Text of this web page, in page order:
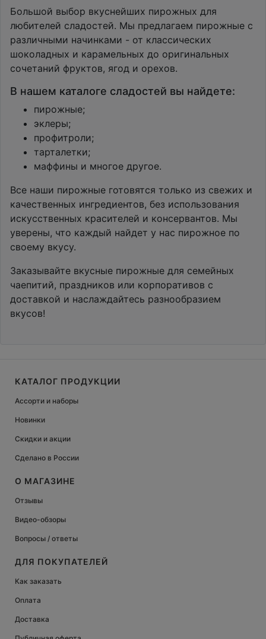
Большой выбор вкуснейших пирожных для
любителей сладостей. Мы предлагаем пирожные с
различными начинками - от классических
шоколадных и карамельных до оригинальных
сочетаний фруктов, ягод и орехов.
В нашем каталоге сладостей вы найдете:
пирожные;
эклеры;
профитроли;
тарталетки;
маффины и многое другое.
Все наши пирожные готовятся только из свежих и
качественных ингредиентов, без использования
искусственных красителей и консервантов. Мы
уверены, что каждый найдет у нас пирожное по
своему вкусу.
Заказывайте вкусные пирожные для семейных
чаепитий, праздников или корпоративов с
доставкой и наслаждайтесь разнообразием
вкусов!
КАТАЛОГ ПРОДУКЦИИ
Ассорти и наборы
Новинки
Скидки и акции
Сделано в России
О МАГАЗИНЕ
Отзывы
Видео-обзоры
Вопросы / ответы
ДЛЯ ПОКУПАТЕЛЕЙ
Как заказать
Оплата
Доставка